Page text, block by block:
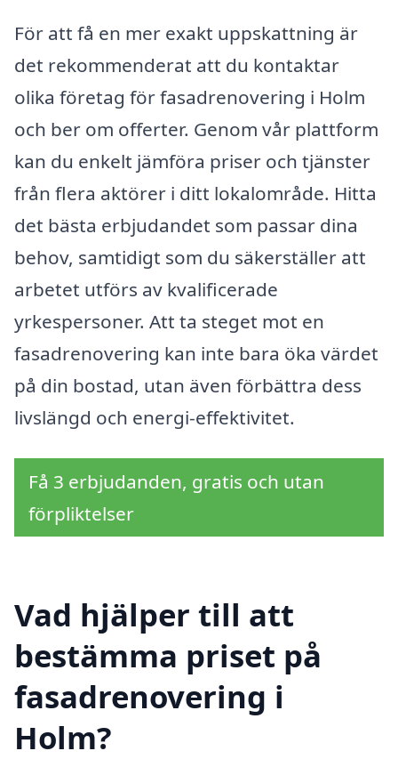
För att få en mer exakt uppskattning är
det rekommenderat att du kontaktar
olika företag för fasadrenovering i Holm
och ber om offerter. Genom vår plattform
kan du enkelt jämföra priser och tjänster
från flera aktörer i ditt lokalområde. Hitta
det bästa erbjudandet som passar dina
behov, samtidigt som du säkerställer att
arbetet utförs av kvalificerade
yrkespersoner. Att ta steget mot en
fasadrenovering kan inte bara öka värdet
på din bostad, utan även förbättra dess
livslängd och energi-effektivitet.
Få 3 erbjudanden, gratis och utan
förpliktelser
Vad hjälper till att
bestämma priset på
fasadrenovering i
Holm?